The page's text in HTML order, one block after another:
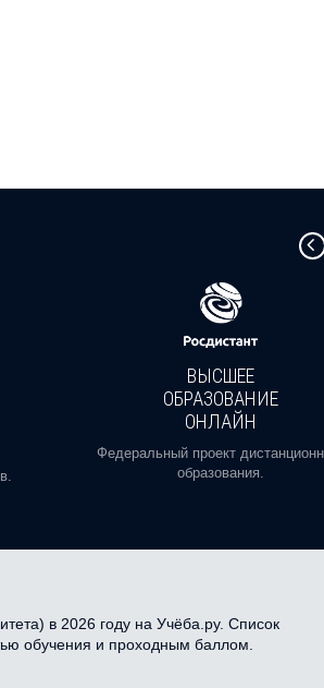
ВЫСШЕЕ
ОБРАЗОВАНИЕ
ОНЛАЙН
Федеральный проект
образования.
в 2026 году на Учёба.ру. Список
обучения и проходным баллом.